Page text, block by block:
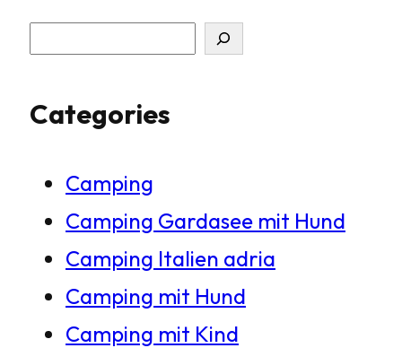
c
Categories
Camping
Camping Gardasee mit Hund
Camping Italien adria
Camping mit Hund
Camping mit Kind